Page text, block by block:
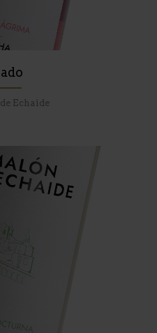
Echaide